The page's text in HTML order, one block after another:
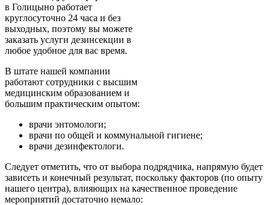
в Голицыно работает
круглосуточно 24 часа и без
выходных, поэтому вы можете
заказать услуги дезинсекции в
любое удобное для вас время.
В штате нашей компании
работают сотрудники с высшим
медицинским образованием и
большим практическим опытом:
врачи энтомологи;
врачи по общей и коммунальной гигиене;
врачи дезинфектологи.
Cледует отметить, что от выбора подрядчика, напрямую будет
зависеть и конечный результат, поскольку факторов (по опыту
нашего центра), влияющих на качественное проведение
мероприятий достаточно немало: